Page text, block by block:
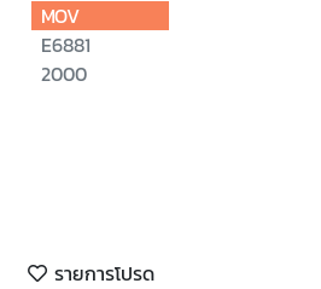
MOV
E6881
2000
รายการโปรด